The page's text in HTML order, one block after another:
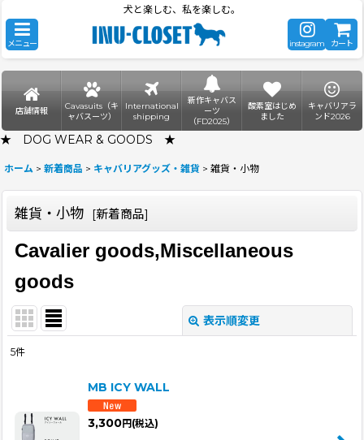
犬と楽しむ、私を楽しむ。
メニュー instagram カート
店舗情報
Cavasuits（キ
ャバスーツ）
International
shipping
新作キャバス
ーツ
（FD2025）
酸素室はじめ
ました
キャバリアラ
ンド2026
★ DOG WEAR & GOODS ★
ホーム > 新着商品 > キャバリアグッズ・雑貨 > 雑貨・小物
雑貨・小物 [新着商品]
Cavalier goods,Miscellaneous
goods
表示順変更
並び順
5件
MB ICY WALL
3,300円(税込)